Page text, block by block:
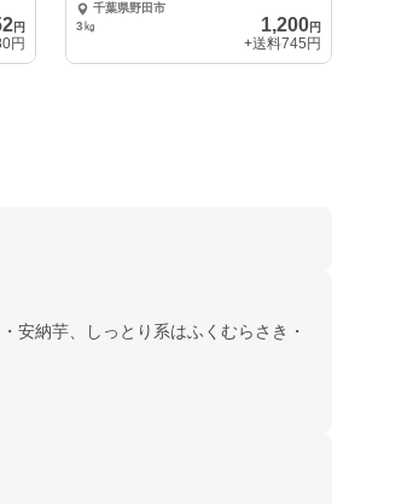
円
円
千葉県野田市
3㎏
1,200円
+送料745円
安納芋、しっとり系はふくむらさき・